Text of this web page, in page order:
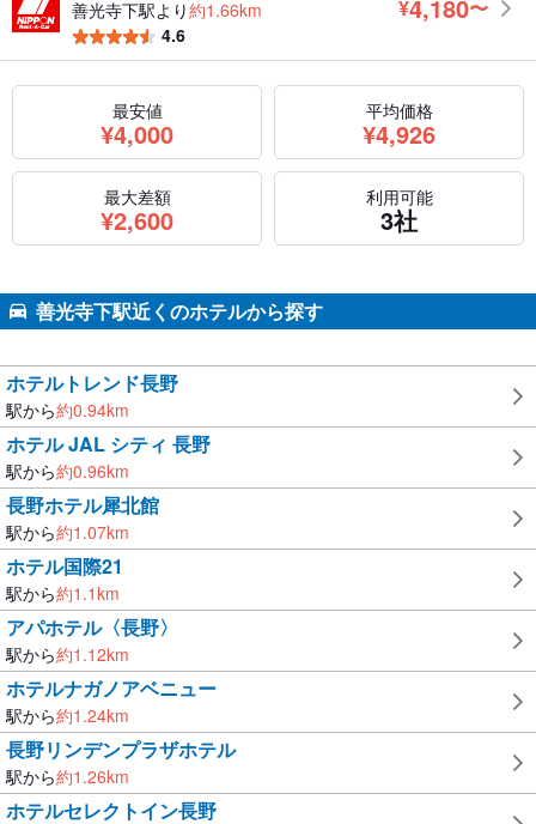
善光寺下駅より約1.66km
4.6
¥4,180 円
〜
最安値
¥4,000
円
平均価格
¥4,926
円
最大差額
¥2,600
円
利用可能
3社
善光寺下駅近くのホテルから探す
ホテルトレンド長野
駅から約0.94km
ホテル JAL シティ 長野
駅から約0.96km
長野ホテル犀北館
駅から約1.07km
ホテル国際21
駅から約1.1km
アパホテル〈長野〉
駅から約1.12km
ホテルナガノアベニュー
駅から約1.24km
長野リンデンプラザホテル
駅から約1.26km
ホテルセレクトイン長野